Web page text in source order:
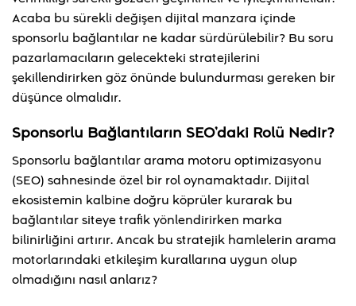
Acaba bu sürekli değişen dijital manzara içinde
sponsorlu bağlantılar ne kadar sürdürülebilir? Bu soru
pazarlamacıların gelecekteki stratejilerini
şekillendirirken göz önünde bulundurması gereken bir
düşünce olmalıdır.
Sponsorlu Bağlantıların SEO’daki Rolü Nedir?
Sponsorlu bağlantılar arama motoru optimizasyonu
(SEO) sahnesinde özel bir rol oynamaktadır. Dijital
ekosistemin kalbine doğru köprüler kurarak bu
bağlantılar siteye trafik yönlendirirken marka
bilinirliğini artırır. Ancak bu stratejik hamlelerin arama
motorlarındaki etkileşim kurallarına uygun olup
olmadığını nasıl anlarız?